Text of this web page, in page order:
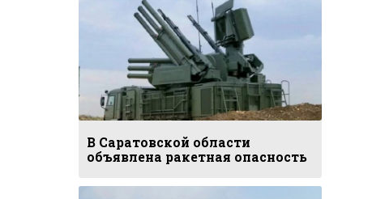
В Саратовской области
объявлена ракетная опасность